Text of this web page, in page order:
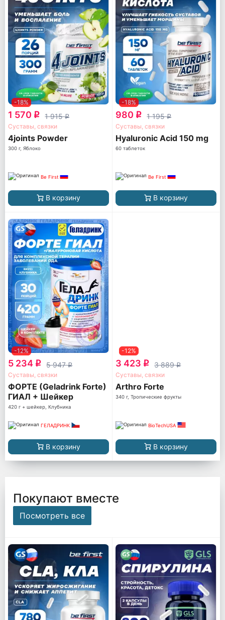
-18%
1 570 q 1 915q
Суставы, связки
4joints Powder
300 г, Яблоко
Be First
В корзину
-18%
980 q 1 195q
Суставы, связки
Hyaluronic Acid 150 mg
60 таблеток
Be First
В корзину
-12%
5 234 q 5 947q
Суставы, связки
ФОРТЕ (Geladrink Forte)
ГИАЛ + Шейкер
420 г + шейкер, Клубника
ГЕЛАДРИНК
В корзину
-12%
3 423 q 3 889q
Суставы, связки
Arthro Forte
340 г, Тропические фрукты
BioTechUSA
В корзину
Покупают вместе
Посмотреть все